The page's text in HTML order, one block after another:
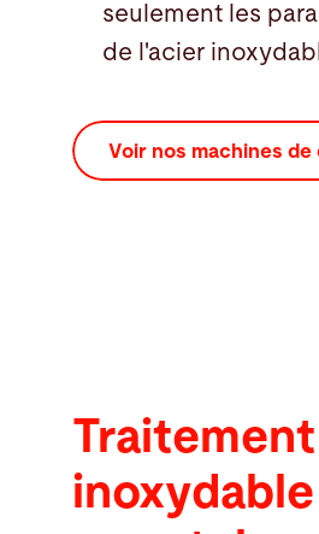
seulement les
de l'acier
Voir nos machines
Traitement